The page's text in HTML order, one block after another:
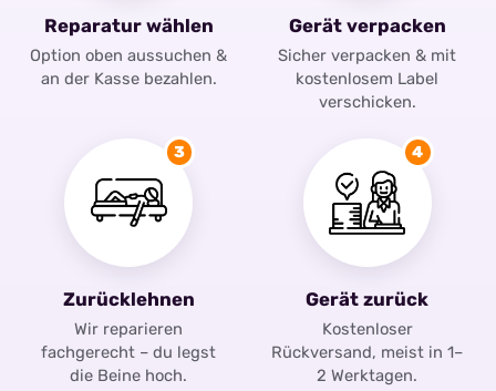
Reparatur wählen
Option oben aussuchen &
an der Kasse bezahlen.
Gerät verpacken
Sicher verpacken & mit
kostenlosem Label
verschicken.
3
Zurücklehnen
Wir reparieren
fachgerecht – du legst
die Beine hoch.
4
Gerät zurück
Kostenloser
Rückversand, meist in 1–
2 Werktagen.